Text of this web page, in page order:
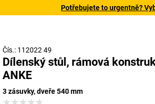
Potřebujete to urgentně?
Čís.: 112022 49
Dílenský stůl, rámová
ANKE
3 zásuvky, dveře 540 mm